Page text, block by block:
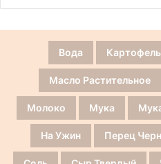
Вода Картофель
Масло Растительное
Молоко Мука
На Ужин Перец